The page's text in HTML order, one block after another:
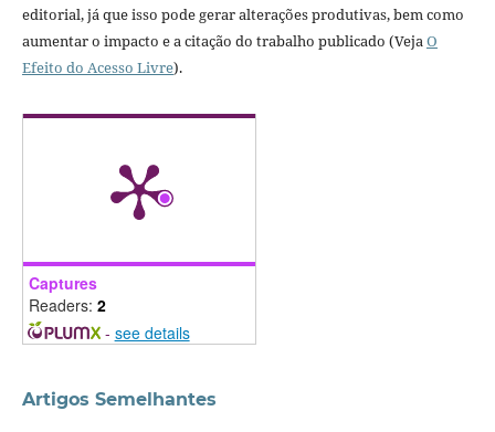
editorial, já que isso pode gerar alterações produtivas, bem como
aumentar o impacto e a citação do trabalho publicado (VejaO
Efeito do Acesso Livre).
Captures
Readers: 2
- see details
Artigos Semelhantes